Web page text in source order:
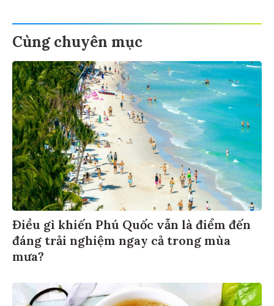
Cùng chuyên mục
Điều gì khiến Phú Quốc vẫn là điểm đến
đáng trải nghiệm ngay cả trong mùa
mưa?